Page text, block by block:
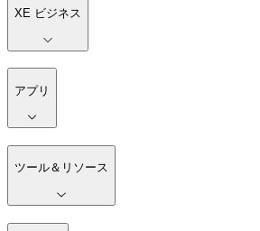
XE ビジネス
アプリ
ツール＆リソース